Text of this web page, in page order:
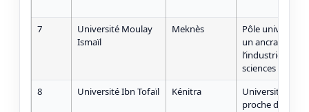
7
Université Moulay
Ismaïl
Meknès
Pôle
un ancrage fort
l’industrie
sciences
8
Université Ibn Tofaïl Kénitra
Université en
proche de